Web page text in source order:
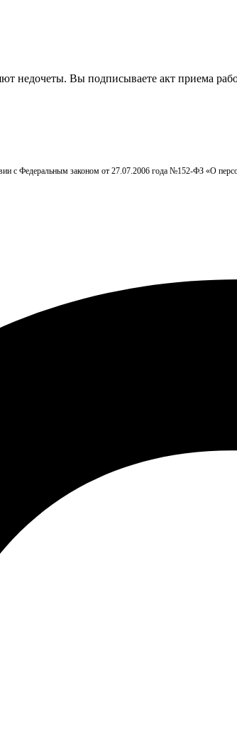
Вы подписываете акт приема
с Федеральным законом от 27.07.2006 года №152-ФЗ «О